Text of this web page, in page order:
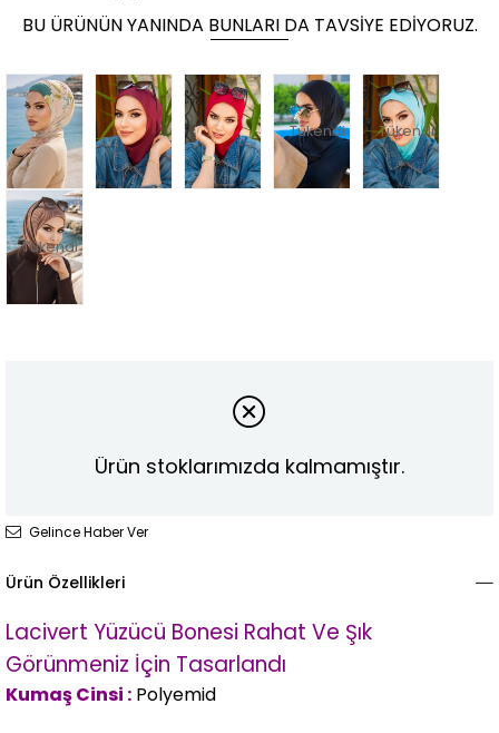
BU ÜRÜNÜN YANINDA BUNLARI DA TAVSIYE EDIYORUZ.
Tükendi Tükendi
Tükendi
Ürün stoklarımızda kalmamıştır.
Gelince Haber Ver
Ürün Özellikleri
Lacivert Yüzücü Bonesi Rahat Ve Şık
Görünmeniz İçin Tasarlandı
Kumaş Cinsi : Polyemid